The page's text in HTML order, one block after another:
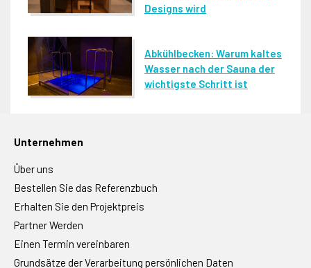
Designs wird
Abkühlbecken: Warum kaltes
Wasser nach der Sauna der
wichtigste Schritt ist
Unternehmen
Über uns
Bestellen Sie das Referenzbuch
Erhalten Sie den Projektpreis
Partner Werden
Einen Termin vereinbaren
Grundsätze der Verarbeitung persönlichen Daten